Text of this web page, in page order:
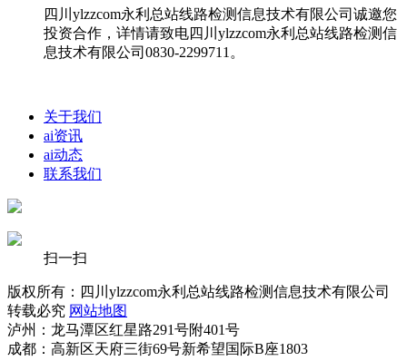
四川ylzzcom永利总站线路检测信息技术有限公司诚邀您
投资合作，详情请致电四川ylzzcom永利总站线路检测信
息技术有限公司0830-2299711。
关于我们
ai资讯
ai动态
联系我们
扫一扫
版权所有：四川ylzzcom永利总站线路检测信息技术有限公司
转载必究 网站地图
泸州：龙马潭区红星路291号附401号
成都：高新区天府三街69号新希望国际B座1803